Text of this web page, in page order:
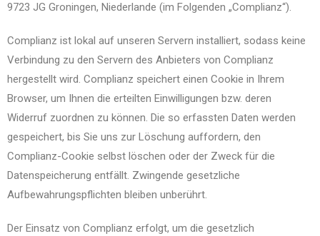
9723 JG Groningen, Niederlande (im Folgenden „Complianz“).
Complianz ist lokal auf unseren Servern installiert, sodass keine
Verbindung zu den Servern des Anbieters von Complianz
hergestellt wird. Complianz speichert einen Cookie in Ihrem
Browser, um Ihnen die erteilten Einwilligungen bzw. deren
Widerruf zuordnen zu können. Die so erfassten Daten werden
gespeichert, bis Sie uns zur Löschung auffordern, den
Complianz-Cookie selbst löschen oder der Zweck für die
Datenspeicherung entfällt. Zwingende gesetzliche
Aufbewahrungspflichten bleiben unberührt.
Der Einsatz von Complianz erfolgt, um die gesetzlich